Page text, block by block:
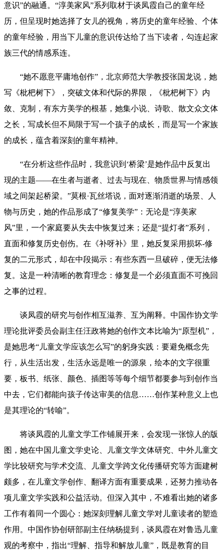
意识”的融通。“淳美家风”系列取材于谈凤霞自己的童年经
历，但呈现时她选择了女儿的视角，将历史的童年经验、个体
的童年经验，用当下儿童的意识传达给了当下读者，勾连起家
族三代的情感系连。
“她不愿意平庸地创作”，北京师范大学教授张国龙说，她
写《枇杷树下》，突破文体和代际的界限，《枇杷树下》内
敛、克制，有东方美学的根基，她集小说、诗歌、散文众文体
之长，写成长但不局限于写一个孩子的成长，而是写一个家族
的成长，蕴含着深刻的童年精神。
“在分析这些作品时，我意识到‘桥梁’是她作品中反复出
现的主题——在生者与逝者、过去与现在、物质世界与情感领
域之间架起桥梁。”莫根·瓦丝塔说，面对逐渐消逝的场景、人
物与历史，她的作品形成了“修复美学”：无论是“淳美家
风”里，一个家庭要从失去中恢复过来；还是“提灯者”系列，
直面和修复历史创伤。在《补呀补》里，她反复采用损坏-修
复的二元形式，却在中段揭示：有些东西一旦破碎，便无法修
复。这是一种清晰的教育理念：修复是一个必须直面不可挽回
之事的过程。
谈凤霞的研究与创作相互滋养、互为阐释。中国作协文学
理论批评委员会副主任汪政将她的创作文本比喻为“原型机”，
是她思考“儿童文学应该怎么写”的躬身实践：要避免概念先
行，从生活出发，生活永远是唯一的源泉，绘本的文字很重
要，板书、纸张、颜色、插图等等每个细节都要参与到创作当
中去，它们都能向孩子传达审美的信息……创作某种意义上也
是其理论的“转喻”。
将谈凤霞的儿童文学工作铺展开来，会发现一张惊人的版
图，她在中国儿童文学史论、儿童文学文体研究、中外儿童文
学比较研究与学术交流、儿童文学跨文化传播研究等方面建树
颇多，在儿童文学创作、翻译方面有重要成果，还努力推动各
项儿童文学实践和公益活动。但深入其中，不难看出她的诸多
工作有着同一个圆心：她深刻理解儿童文学对儿童读者的塑造
作用。中国作协创研部副主任纳杨提到，谈凤霞在对鲁迅儿童
观的考察中，指出“理解、指导和解放儿童”，既是教育的目